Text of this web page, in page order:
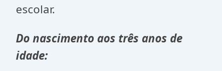
escolar.
Do nascimento aos três anos de
idade: